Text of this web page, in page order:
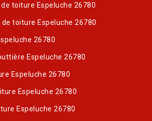
toiture Espeluche 26780
toiture Espeluche 26780
26780
Espeluche 26780
Espeluche 26780
Espeluche 26780
Espeluche 26780